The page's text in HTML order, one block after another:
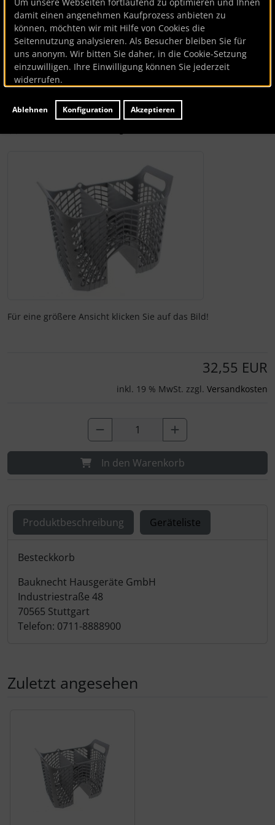
Besteckkorb
Bauknecht
Besteckkorb
Artikelnummer BK47138
Hersteller: Bauknecht
Für eine größere Ansicht klicken Sie auf das Bild!
32,55 EUR
inkl. 19 % MwSt. zzgl. Versandkosten
In den Warenkorb
Produktbeschreibung Geräteliste
Produktbeschreibung
Besteckkorb
Bauknecht Hausgeräte GmbH
Industriestraße 48
70565 Stuttgart
Telefon: 0711-8888900
Zuletzt angesehen
damit einen angenehmen Kaufprozess anbieten zu
können, möchten wir mit Hilfe von Cookies die
Seitennutzung analysieren. Als Besucher bleiben Sie für
uns anonym. Wir bitten Sie daher, in die Cookie-Setzung
einzuwilligen. Ihre Einwilligung können Sie jederzeit
widerrufen.
Akzeptieren
Ablehnen Konfiguration